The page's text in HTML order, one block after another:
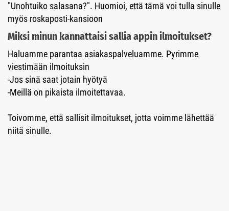
"Unohtuiko salasana?". Huomioi, että tämä voi tulla sinulle
myös roskaposti-kansioon
Miksi minun kannattaisi sallia appin ilmoitukset?
Haluamme parantaa asiakaspalveluamme. Pyrimme
viestimään ilmoituksin
-Jos sinä saat jotain hyötyä
-Meillä on pikaista ilmoitettavaa.
Toivomme, että sallisit ilmoitukset, jotta voimme lähettää
niitä sinulle.